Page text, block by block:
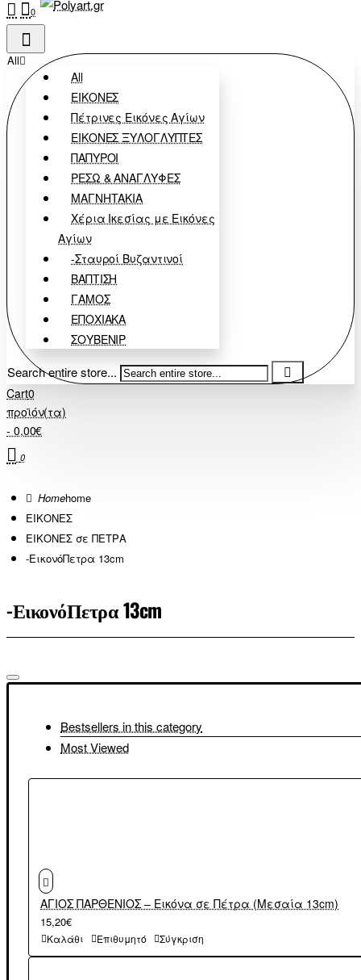
0
All
All
ΕΙΚΟΝΕΣ
Πέτρινες Εικόνες Αγίων
ΕΙΚΟΝΕΣ ΞΥΛΟΓΛΥΠΤΕΣ
ΠΑΠΥΡΟΙ
ΡΕΣΩ & ΑΝΑΓΛΥΦΕΣ
ΜΑΓΝΗΤΑΚΙΑ
Χέρια Ικεσίας με Εικόνες
Αγίων
-Σταυροί Βυζαντινοί
ΒΑΠΤΙΣΗ
ΓΑΜΟΣ
ΕΠΟΧΙΑΚΑ
ΣΟΥΒΕΝΙΡ
Search entire store...
Cart0
προϊόν(τα)
- 0,00€
0
home
ΕΙΚΟΝΕΣ
ΕΙΚΟΝΕΣ σε ΠΕΤΡΑ
-ΕικονόΠετρα 13cm
-ΕικονόΠετρα 13cm
Bestsellers in this category
Most Viewed
ΑΓΙΟΣ ΠΑΡΘΕΝΙΟΣ – Εικόνα σε Πέτρα (Μεσαία 13cm)
15,20€
Καλάθι Επιθυμητό Σύγκριση